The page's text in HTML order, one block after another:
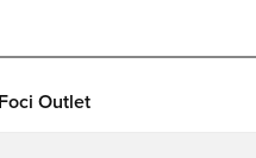
Foci Outlet